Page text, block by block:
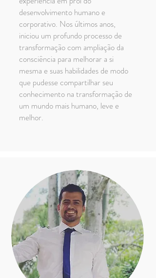
desenvolvimento humano e
corporativo. Nos últimos anos,
iniciou um profundo processo de
transformação com ampliação da
consciência para melhorar a si
mesma e suas habilidades de modo
que pudesse compartilhar seu
conhecimento na transformação de
um mundo mais humano, leve e
melhor.